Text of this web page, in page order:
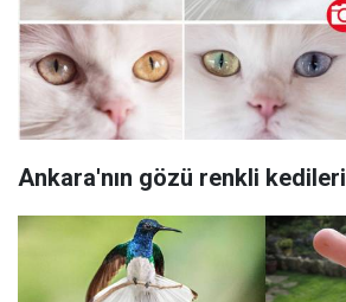
Ankara'nın gözü renkli kedileri